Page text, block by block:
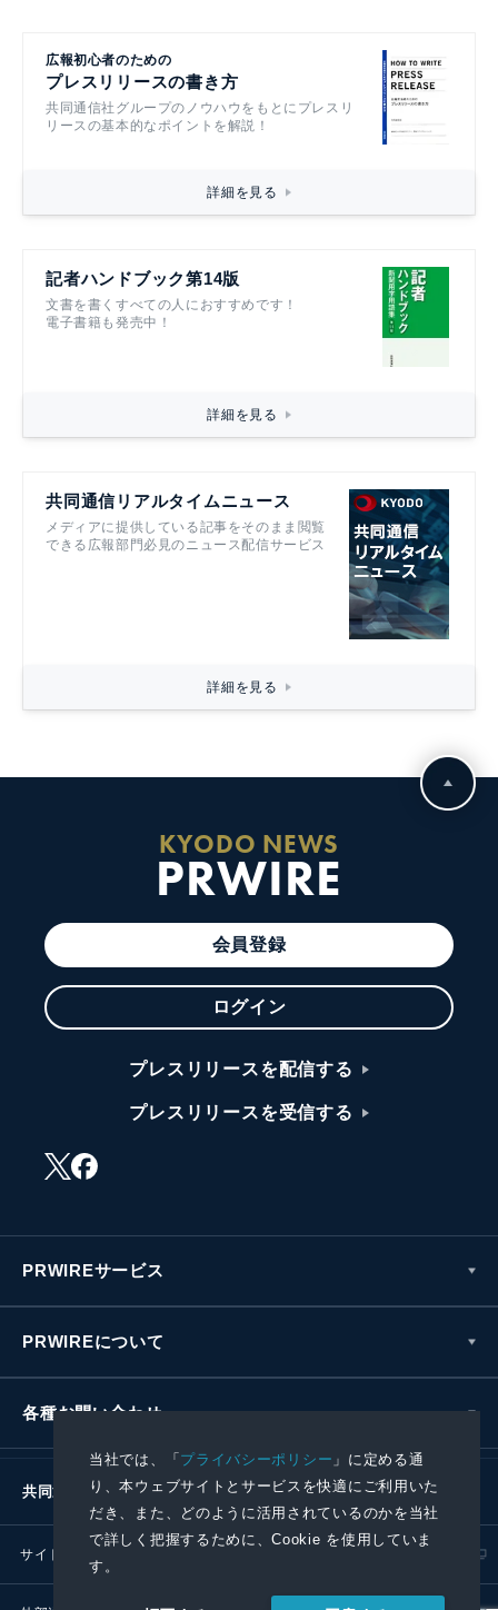
当社では、「プライバシーポリシー 」に定める通
り、本ウェブサイトとサービスを快適にご利用いた
だき、また、どのように活用されているのかを当社
で詳しく把握するために、Cookie を使用していま
す。
広報初心者のための
プレスリリースの書き方
共同通信社グループのノウハウをもとにプレスリ
リースの基本的なポイントを解説！
詳細を見る
記者ハンドブック第14版
文書を書くすべての人におすすめです！
電子書籍も発売中！
詳細を見る
共同通信リアルタイムニュース
メディアに提供している記事をそのまま閲覧
できる広報部門必見のニュース配信サービス
詳細を見る
KYODO NEWS
PRWIRE
会員登録
ログイン
プレスリリースを配信する
プレスリリースを受信する
PRWIREサービス
PRWIREについて
各種お問い合わせ
共同通信社グループ
サイトポリシー